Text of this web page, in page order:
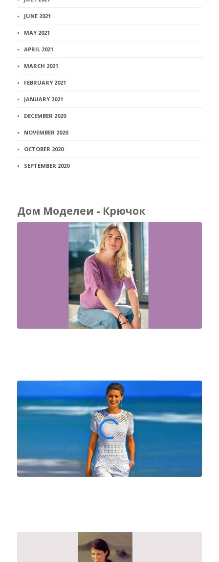
JUNE 2021
MAY 2021
APRIL 2021
MARCH 2021
FEBRUARY 2021
JANUARY 2021
DECEMBER 2020
NOVEMBER 2020
OCTOBER 2020
SEPTEMBER 2020
Дом Моделеи - Крючок